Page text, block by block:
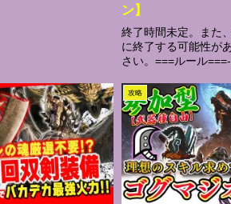
ン】
終了時間未定。また
に終了する可能性が
さい。===ルール
いとどうにもならな
合）はハンターを使
と...
攻略